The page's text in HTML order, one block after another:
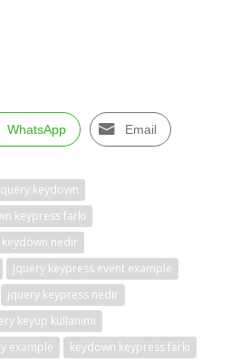
WhatsApp Email
keydown
keypress farkı
nedir
jquery keypress event example
jquery keypress nedir
keyup kullanımı
example
keydown keypress farkı